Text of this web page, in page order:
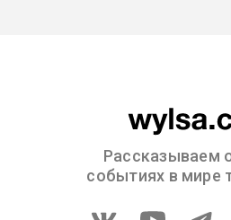
Рассказываем
событиях в мире